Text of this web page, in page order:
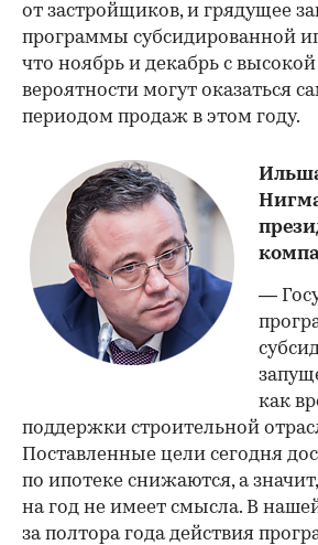
от застройщиков, и грядущее
программы субсидированной
что ноябрь и декабрь с
вероятности могут оказаться
периодом продаж в этом году.
—
как
поддержки строительной
Поставленные цели сегодня
по ипотеке снижаются, а
на год не имеет смысла. В
за полтора года действия